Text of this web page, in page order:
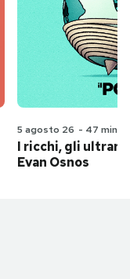
5 agosto 26 - 47 min
I ricchi, gli
Evan Osnos